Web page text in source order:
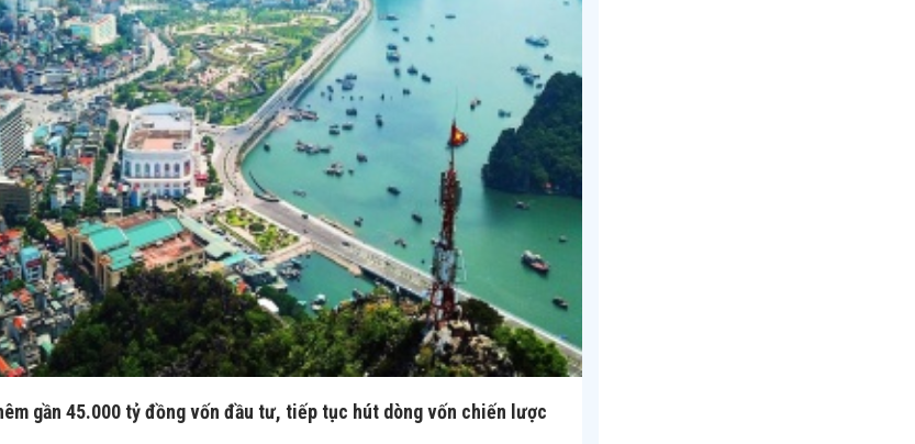
gần 45.000 tỷ đồng vốn đầu tư, tiếp tục hút dòng vốn chiến lược